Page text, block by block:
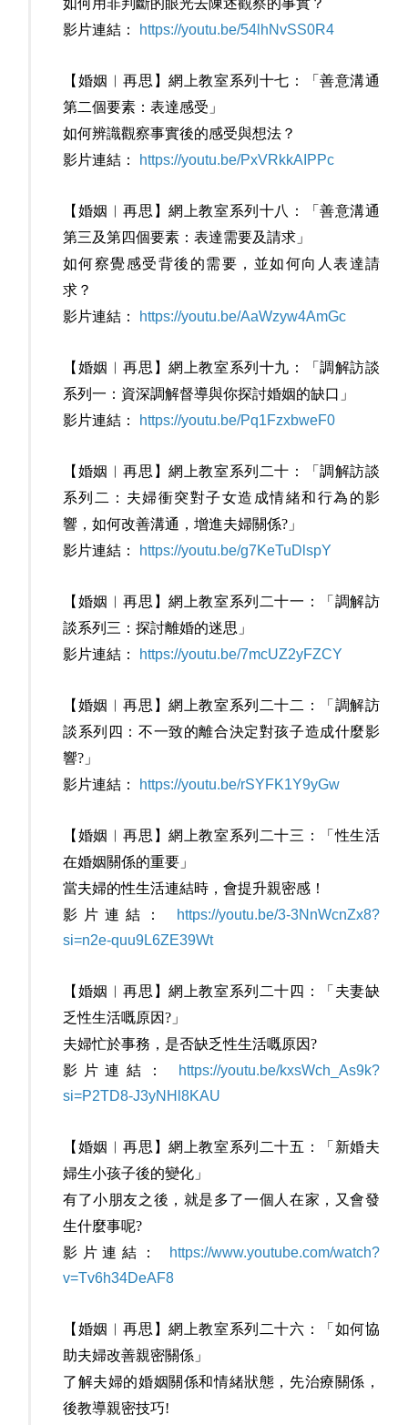
如何用非判斷的眼光去陳述觀察的事實？
影片連結：
https://youtu.be/54lhNvSS0R4
【婚姻︳再思】網上教室系列十七：「善意溝通
第二個要素：表達感受」
如何辨識觀察事實後的感受與想法？
影片連結：
https://youtu.be/PxVRkkAIPPc
【婚姻︳再思】網上教室系列十八：「善意溝通
第三及第四個要素：表達需要及請求」
如何察覺感受背後的需要，並如何向人表達請
求？
影片連結：
https://youtu.be/AaWzyw4AmGc
【婚姻︳再思】網上教室系列十九：「調解訪談
系列一：資深調解督導與你探討婚姻的缺口」
影片連結：
https://youtu.be/Pq1FzxbweF0
【婚姻︳再思】網上教室系列二十：「調解訪談
系列二：夫婦衝突對子女造成情緒和行為的影
響，如何改善溝通，增進夫婦關係?」
影片連結：
https://youtu.be/g7KeTuDlspY
【婚姻︳再思】網上教室系列二十一：「調解訪
談系列三：探討離婚的迷思」
影片連結：
https://youtu.be/7mcUZ2yFZCY
【婚姻︳再思】網上教室系列二十二：「調解訪
談系列四：不一致的離合決定對孩子造成什麼影
響?」
影片連結：
https://youtu.be/rSYFK1Y9yGw
【婚姻︳再思】網上教室系列二十三：「性生活
在婚姻關係的重要」
當夫婦的性生活連結時，會提升親密感！
影片連結：
https://youtu.be/3-3NnWcnZx8?
si=n2e-quu9L6ZE39Wt
【婚姻︳再思】網上教室系列二十四：「夫妻缺
乏性生活嘅原因?」
夫婦忙於事務，是否缺乏性生活嘅原因?
影片連結：
https://youtu.be/kxsWch_As9k?
si=P2TD8-J3yNHl8KAU
【婚姻︳再思】網上教室系列二十五：「新婚夫
婦生小孩子後的變化」
有了小朋友之後，就是多了一個人在家，又會發
生什麼事呢?
影片連結：
https://www.youtube.com/watch?
v=Tv6h34DeAF8
【婚姻︳再思】網上教室系列二十六：「如何協
助夫婦改善親密關係」
了解夫婦的婚姻關係和情緒狀態，先治療關係，
後教導親密技巧!